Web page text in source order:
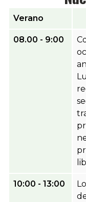
Verano
08.00 - 9:00
10:00 - 13:00